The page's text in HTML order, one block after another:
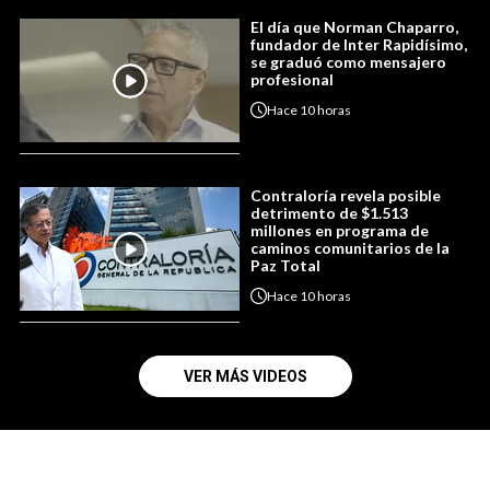
El día que Norman Chaparro,
fundador de Inter Rapidísimo,
se graduó como mensajero
profesional
Hace 10 horas
Contraloría revela posible
detrimento de $1.513
millones en programa de
caminos comunitarios de la
Paz Total
Hace 10 horas
VER MÁS VIDEOS